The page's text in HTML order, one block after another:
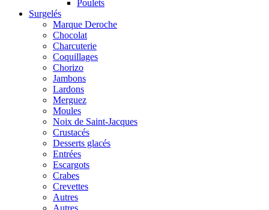
Poulets
Surgelés
Marque Deroche
Chocolat
Charcuterie
Coquillages
Chorizo
Jambons
Lardons
Merguez
Moules
Noix de Saint-Jacques
Crustacés
Desserts glacés
Entrées
Escargots
Crabes
Crevettes
Autres
Autres